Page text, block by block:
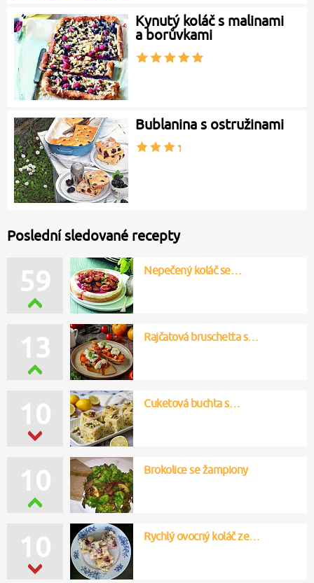
Kynutý koláč s malinami
a borůvkami
Bublanina s ostružinami
Poslední sledované recepty
59 Nepečený koláč se…
13 Rajčatová bruschetta s…
10 Cuketová buchta s…
10 Brokolice se žampiony
10 Rychlý ovocný koláč ze…